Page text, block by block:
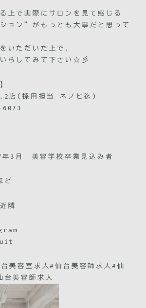
上で実際にサロンを見て感じる
ョン”がもっとも大事だと思って
いただいた上で、
らしてみて下さい☆彡
店(採用担当 ネノヒ迄)
年3月 美容学校卒業見込み者
ど
隣
美容室求人#仙台美容師求人#仙
台美容師求人